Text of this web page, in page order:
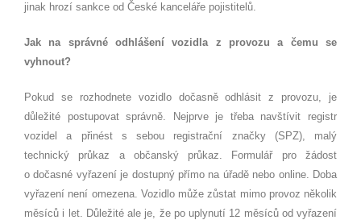
jinak hrozí sankce od České kanceláře pojistitelů.
Jak na správné odhlášení vozidla z provozu a čemu se
vyhnout?
Pokud se rozhodnete vozidlo dočasně odhlásit z provozu, je
důležité postupovat správně. Nejprve je třeba navštívit registr
vozidel a přinést s sebou registrační značky (SPZ), malý
technický průkaz a občanský průkaz. Formulář pro žádost
o dočasné vyřazení je dostupný přímo na úřadě nebo online. Doba
vyřazení není omezena. Vozidlo může zůstat mimo provoz několik
měsíců i let. Důležité ale je, že po uplynutí 12 měsíců od vyřazení